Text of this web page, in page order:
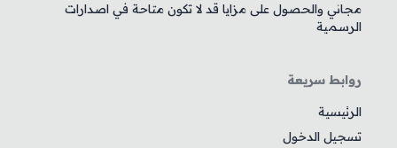
مجاني والحصول على مزايا قد لا تكون متاحة في اصدارات
الرسمية
روابط سريعة
الرئيسية
تسجيل الدخول